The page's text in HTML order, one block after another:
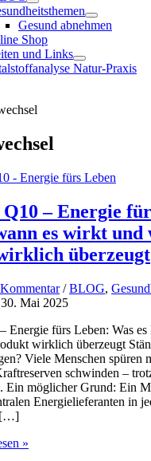
Gesund abnehmen
Shop
und Links
Natur-Praxis
Q10 – Energie
es wirkt und
überzeugt
/BLOG,
30. Mai 2025
Energie fürs Leben: Was
wirklich überzeugt
Viele Menschen spüren
schwinden –
Ein möglicher Grund: Ein
Energielieferanten in
[…]
»